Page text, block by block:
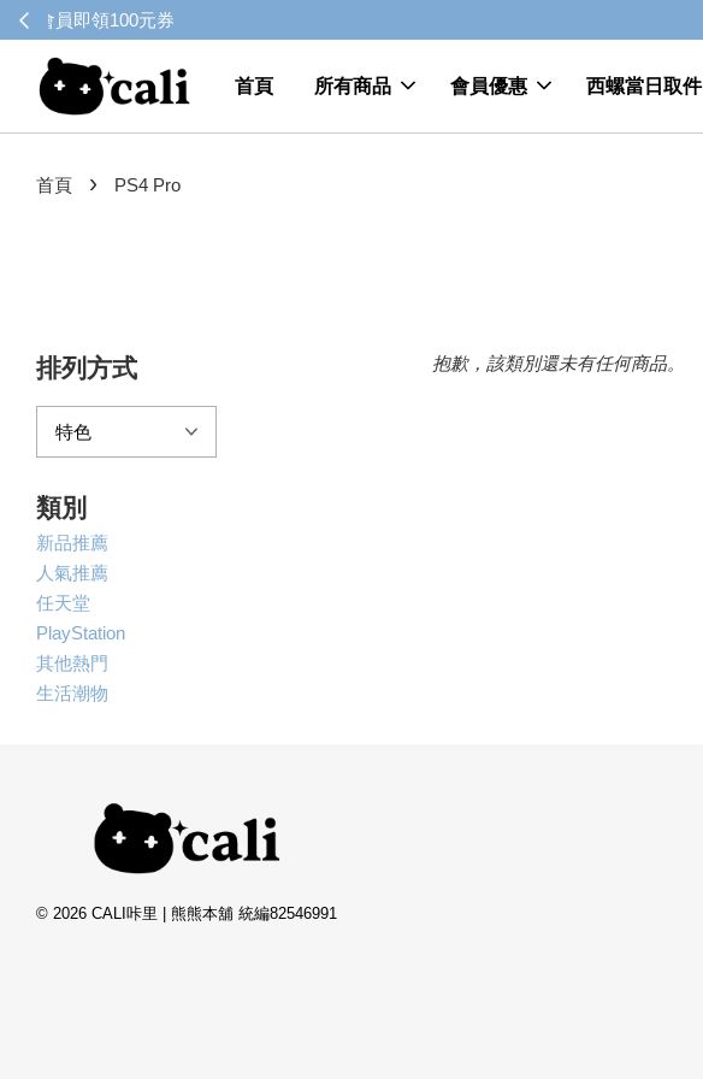
首頁 所有商品 會員優惠 西螺當日取件
首頁 › PS4 Pro
排列方式
類別
新品推薦
人氣推薦
任天堂
PlayStation
其他熱門
生活潮物
抱歉，該類別還未有任何商品。
© 2026 CALI咔里 | 熊熊本舖 統編82546991